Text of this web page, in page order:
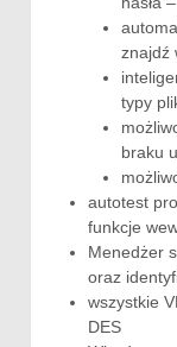
znajdź
typy
braku
autotest
funkcje
Menedżer
oraz
wszystkie
DES